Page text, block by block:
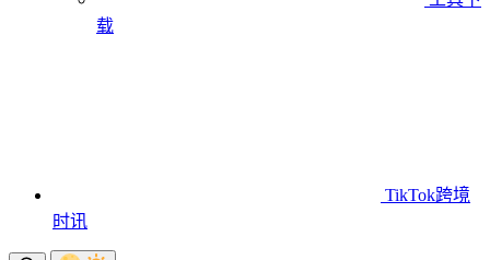
载
TikTok跨境
时讯